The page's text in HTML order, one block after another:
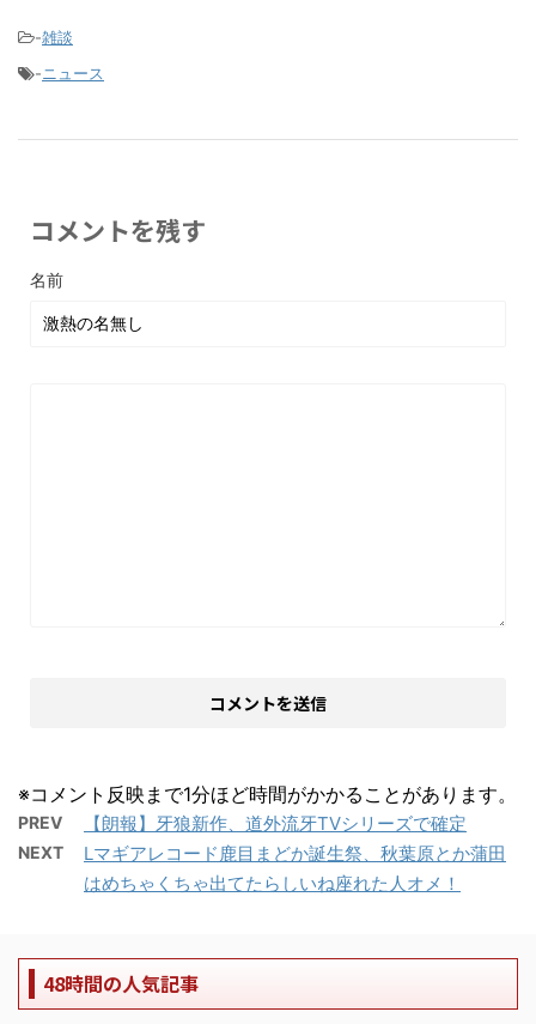
-雑談
-ニュース
コメントを残す
名前
※コメント反映まで1分ほど時間がかかることがあります。
PREV 【朗報】牙狼新作、道外流牙TVシリーズで確定
NEXT
Lマギアレコード鹿目まどか誕生祭、秋葉原とか蒲田
はめちゃくちゃ出てたらしいね座れた人オメ！
48時間の人気記事